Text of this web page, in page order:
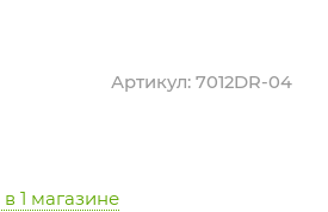
Артикул: 7012DR-04
в 1 магазине